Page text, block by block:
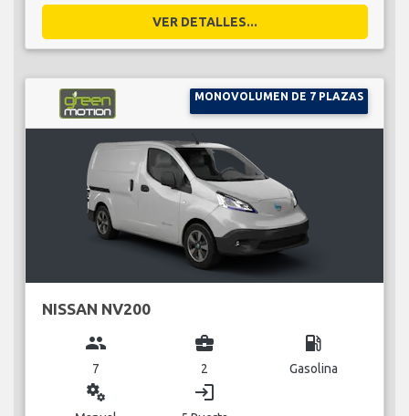
VER DETALLES...
MONOVOLUMEN DE 7 PLAZAS
NISSAN NV200
group
7
business_center
2
local_gas_station
Gasolina
miscellaneous_services login